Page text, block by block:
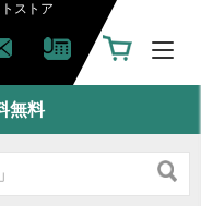
ストア
無料